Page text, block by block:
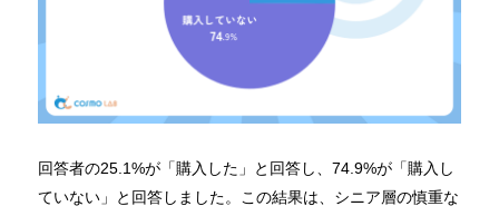
回答者の25.1%が「購入した」と回答し、74.9%が「購入し
ていない」と回答しました。この結果は、シニア層の慎重な